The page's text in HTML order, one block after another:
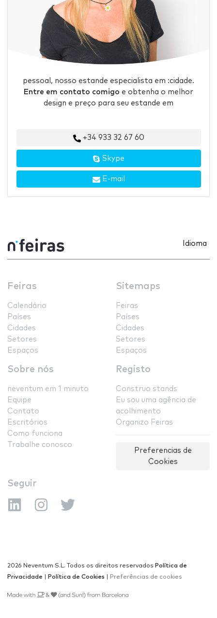
pessoal, nosso estande especialista em :cidade.
Entre em contato comigo e obtenha o melhor
design e preço para seu estande em
+34 933 32 67 60
Skype
E-mail
Idioma
Feiras
Calendário
Países
Cidades
Setores
Espaços
Sitemaps
Feiras
Países
Cidades
Setores
Espaços
Sobre nós
neventum em 1 minuto
Equipe
Contato
Escritórios
Como funciona
Trabalhe conosco
Registo
Construo stands
Eu sou uma agência de
acolhimento
Organizo Feiras
Preferencias de
Cookies
Seguir
2026 Neventum S.L. Todos os direitos reservados Política de
Privacidade
Política de Cookies Preferências de cookies